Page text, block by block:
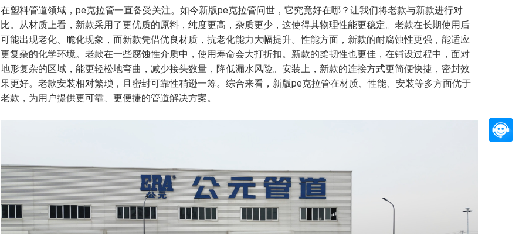
在塑料管道领域，pe克拉管一直备受关注。如今新版pe克拉管问世，它究竟好在哪？让我们将老款与新款进行对
比。从材质上看，新款采用了更优质的原料，纯度更高，杂质更少，这使得其物理性能更稳定。老款在长期使用后
可能出现老化、脆化现象，而新款凭借优良材质，抗老化能力大幅提升。性能方面，新款的耐腐蚀性更强，能适应
更复杂的化学环境。老款在一些腐蚀性介质中，使用寿命会大打折扣。新款的柔韧性也更佳，在铺设过程中，面对
地形复杂的区域，能更轻松地弯曲，减少接头数量，降低漏水风险。安装上，新款的连接方式更简便快捷，密封效
果更好。老款安装相对繁琐，且密封可靠性稍逊一筹。综合来看，新版pe克拉管在材质、性能、安装等多方面优于
老款，为用户提供更可靠、更便捷的管道解决方案。